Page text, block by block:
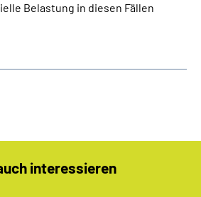
Belastung in diesen Fällen
interessieren